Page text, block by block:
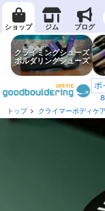
ショップ ジム ブログ
クライミングシューズ
ボルダリングシューズ
ポ
トップ クライマーボディケ